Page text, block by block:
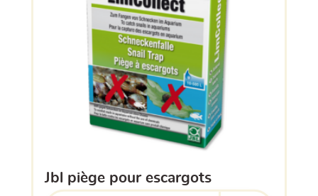
jbl piège pour escargots